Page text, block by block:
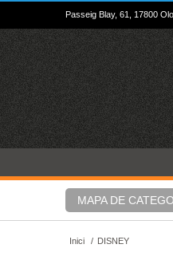
Passeig Blay, 61, 17800
MAPA DE
Inici / DISNEY